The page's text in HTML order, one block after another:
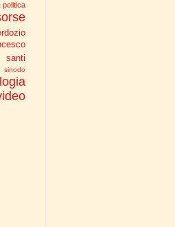
politica
santi
sinodo